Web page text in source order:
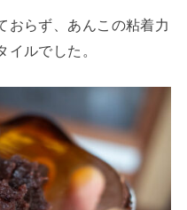
おらず、あんこの粘着力
ルでした。